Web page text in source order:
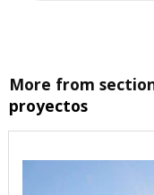
More from
proyectos